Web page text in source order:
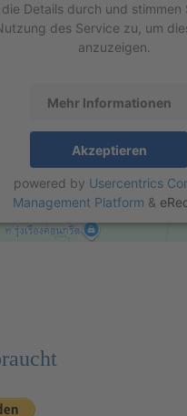
die Details durch und stimmen
des Service zu, um
anzuzeigen.
Mehr Informationen
Akzeptieren
powered by Usercentrics
Management Platform &